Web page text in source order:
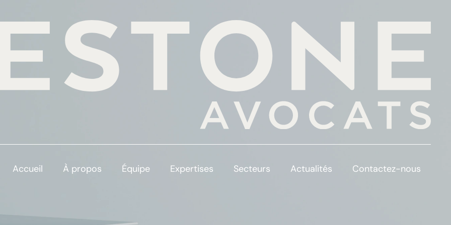
Accueil À propos Équipe Expertises Secteurs Actualités Contactez-nous